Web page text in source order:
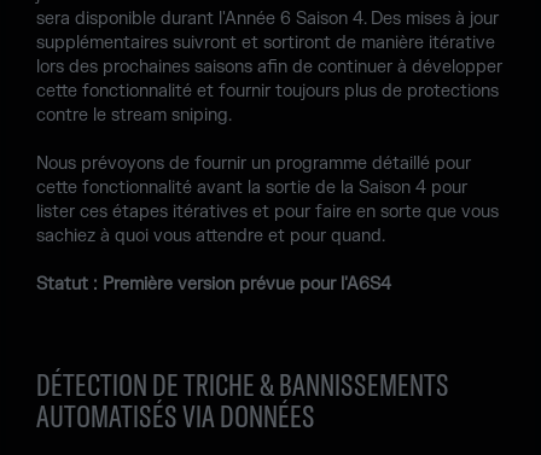
sera disponible durant l'Année 6 Saison 4. Des mises à jour
supplémentaires suivront et sortiront de manière itérative
lors des prochaines saisons afin de continuer à développer
cette fonctionnalité et fournir toujours plus de protections
contre le stream sniping.
Nous prévoyons de fournir un programme détaillé pour
cette fonctionnalité avant la sortie de la Saison 4 pour
lister ces étapes itératives et pour faire en sorte que vous
sachiez à quoi vous attendre et pour quand.
Statut : Première version prévue pour l'A6S4
DÉTECTION DE TRICHE & BANNISSEMENTS
AUTOMATISÉS VIA DONNÉES